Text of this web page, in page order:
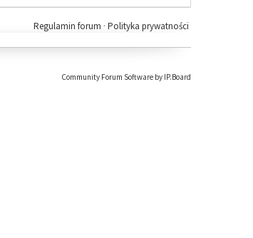
Polityka prywatności
Regulamin forum ·
Community Forum Software by IP.Board